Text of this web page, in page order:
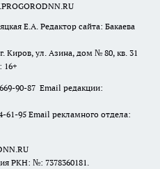
Е.А. Редактор сайта: Бакаева
Киров, ул. Азина, дом № 80, кв. 31
16+
90-87 Email редакции:
61-95 Email рекламного отдела:
РКН: №: 7378360181.